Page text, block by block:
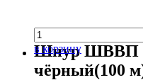
в корзину
Шнур ШВВП
чёрный(100